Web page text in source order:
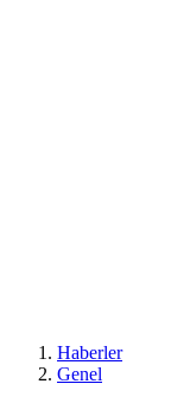
Haberler
Genel